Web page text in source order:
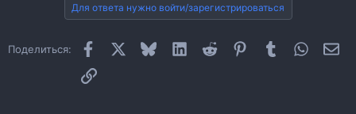
Для ответа нужно войти/зарегистрироваться
Поделиться: Facebook BlueskyLinkedInReddit PinterestTumblr
Ссылка